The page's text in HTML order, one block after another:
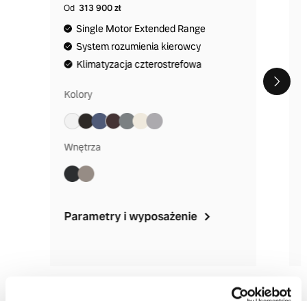
Od313 900 zł
Single Motor Extended Range
System rozumienia kierowcy
Klimatyzacja czterostrefowa
Kolory
Wnętrza
Parametry i wyposażenie